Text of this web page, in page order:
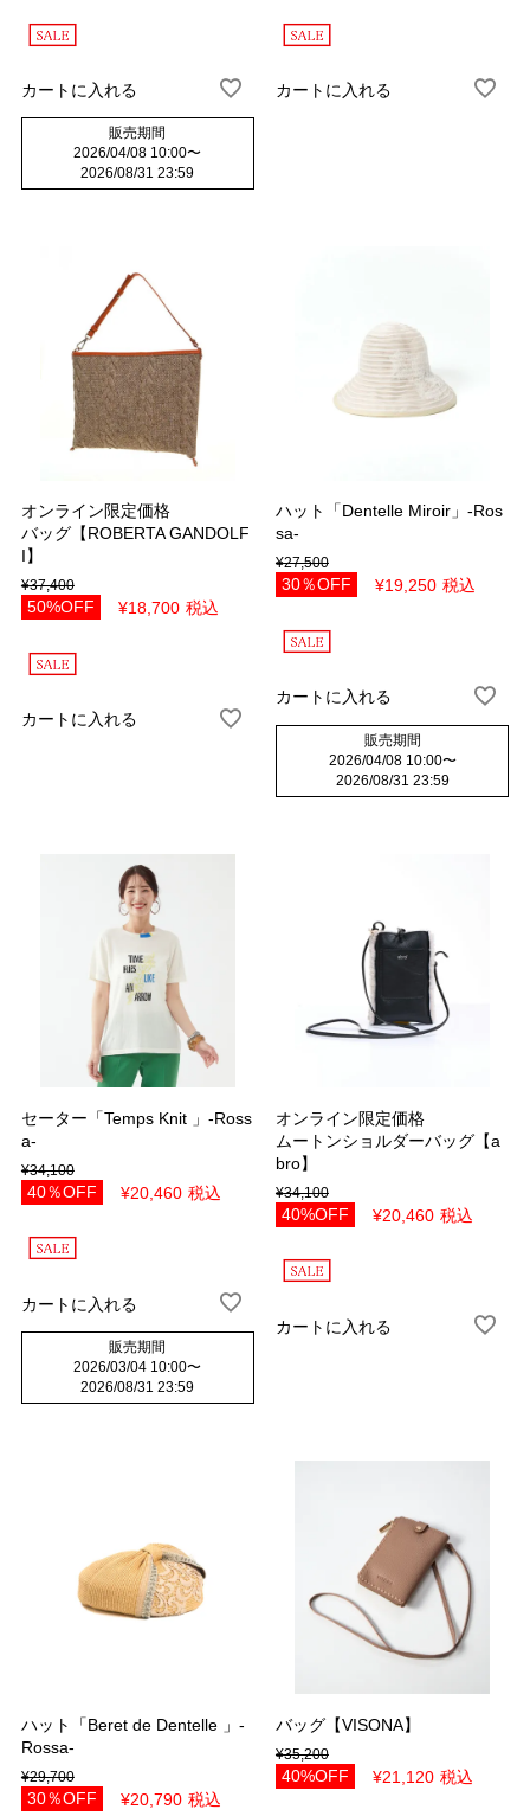
カートに入れる
販売期間
2026/04/08 10:00〜
2026/08/31 23:59
カートに入れる
オンライン限定価格
バッグ【ROBERTA GANDOLF
I】
¥37,400
50%OFF ¥18,700 税込
カートに入れる
ハット「Dentelle Miroir」-Ros
sa-
¥27,500
30％OFF ¥19,250 税込
カートに入れる
販売期間
2026/04/08 10:00〜
2026/08/31 23:59
セーター「Temps Knit 」-Ross
a-
¥34,100
40％OFF ¥20,460 税込
カートに入れる
販売期間
2026/03/04 10:00〜
2026/08/31 23:59
オンライン限定価格
ムートンショルダーバッグ【a
bro】
¥34,100
40%OFF ¥20,460 税込
カートに入れる
ハット「Beret de Dentelle 」-
Rossa-
¥29,700
30％OFF ¥20,790 税込
バッグ【VISONA】
¥35,200
40%OFF ¥21,120 税込